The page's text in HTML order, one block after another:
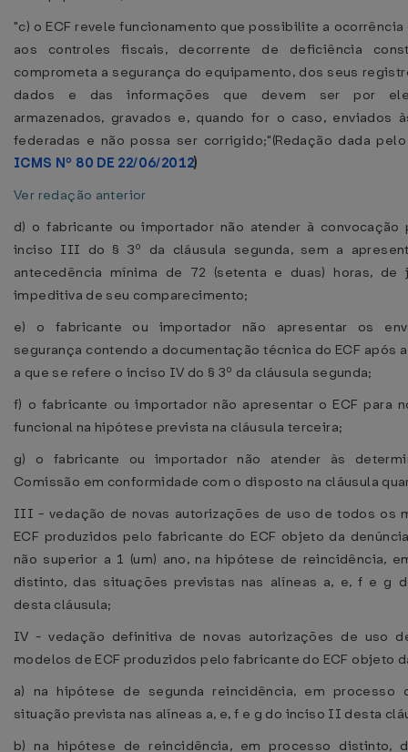
"c) o ECF revele funcionamento que possibilite a
aos controles fiscais, decorrente de deficiência
comprometa a segurança do equipamento, dos seus
dados e das informações que devem ser por
armazenados, gravados e, quando for o caso, enviados
federadas e não possa ser corrigido;"(Redação dada
ICMS Nº 80 DE 22/06/2012)
Ver redação anterior
d) o fabricante ou importador não atender à convocação
inciso III do § 3º da cláusula segunda, sem a
antecedência mínima de 72 (setenta e duas) horas, de
impeditiva de seu comparecimento;
e) o fabricante ou importador não apresentar os
segurança contendo a documentação técnica do ECF após
a que se refere o inciso IV do § 3º da cláusula segunda;
f) o fabricante ou importador não apresentar o ECF para
funcional na hipótese prevista na cláusula terceira;
g) o fabricante ou importador não atender às
Comissão em conformidade com o disposto na cláusula
III - vedação de novas autorizações de uso de todos os
ECF produzidos pelo fabricante do ECF objeto da
não superior a 1 (um) ano, na hipótese de reincidência,
distinto, das situações previstas nas alíneas a, e, f e g
desta cláusula;
IV - vedação definitiva de novas autorizações de uso
modelos de ECF produzidos pelo fabricante do ECF objeto
a) na hipótese de segunda reincidência, em processo
situação prevista nas alíneas a, e, f e g do inciso II desta
b) na hipótese de reincidência, em processo distinto,